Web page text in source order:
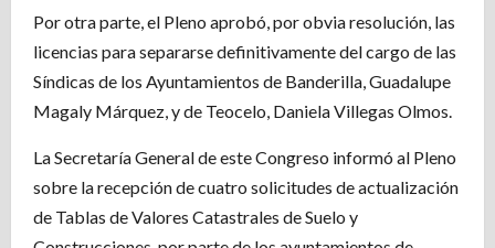
Por otra parte, el Pleno aprobó, por obvia resolución, las
licencias para separarse definitivamente del cargo de las
Síndicas de los Ayuntamientos de Banderilla, Guadalupe
Magaly Márquez, y de Teocelo, Daniela Villegas Olmos.
La Secretaría General de este Congreso informó al Pleno
sobre la recepción de cuatro solicitudes de actualización
de Tablas de Valores Catastrales de Suelo y